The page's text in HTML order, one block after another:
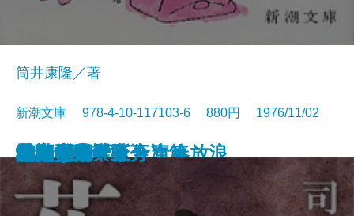
日本の伝説
城塞〔上〕
城塞〔中〕
城塞〔下〕
妖精配給会社
冬の鷹
幼き日のこと・青春放浪
栄光の岩壁〔上〕
栄光の岩壁〔下〕
狂気の沙汰も金次第
筒井康隆／著
新潮文庫 978-4-10-117103-6 880円 1976/11/02
花神〔上〕
花神〔中〕
花神〔下〕
二百十日・野分
坑夫
文鳥・夢十夜
幸福な死
マイ国家
雄気堂々〔上〕
雄気堂々〔下〕